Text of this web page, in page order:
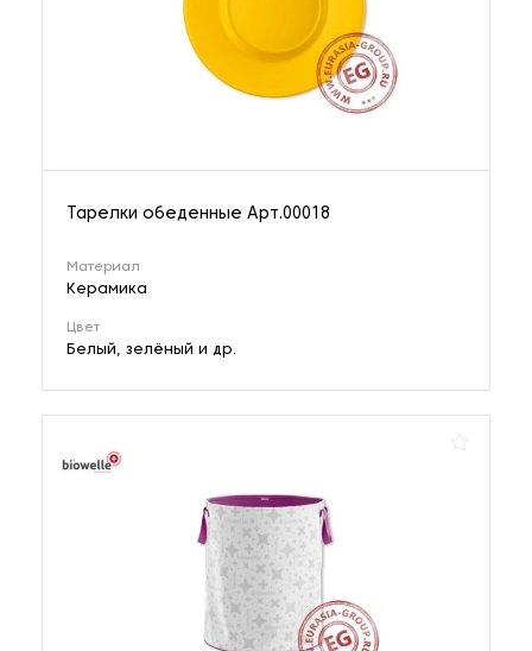
Тарелки обеденные Арт.00018
Материал
Керамика
Цвет
Белый, зелёный и др.